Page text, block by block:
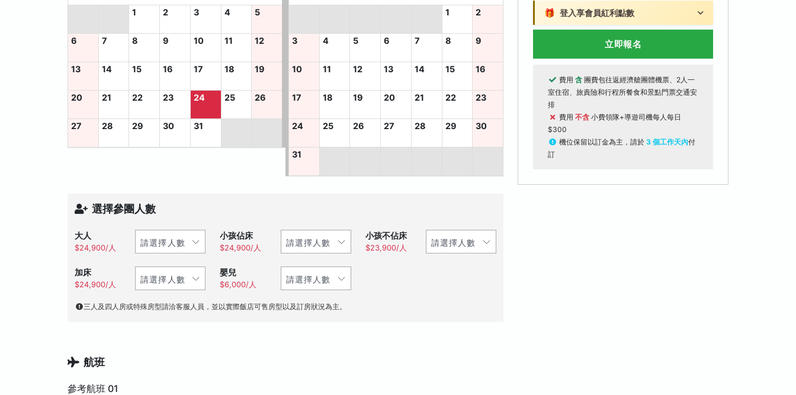
1
2 3 4 5
6 7 8 9 10 11 12
13 14 15 16 17 18 19
20 21 22 23 24 25 26
27 28 29 30 31
1
2
3 4 5 6 7 8 9
10 11 12 13 14 15 16
17 18 19 20 21 22 23
24 25 26 27 28 29 30
31
選擇參團人數
大人
$24,900/人
小孩佔床
$24,900/人
小孩不佔床
$23,900/人
加床
$24,900/人
嬰兒
$6,000/人
三人及四人房或特殊房型請洽客服人員，並以實際飯店可售房型以及訂房狀況為主。
航班
參考航班 01
🎁 登入享會員紅利點數
立即報名
費用 含 團費包往返經濟艙團體機票、2人一
室住宿、旅責險和行程所餐食和景點門票交通安
排
費用 不含 小費領隊+導遊司機每人每日
$300
機位保留以訂金為主，請於 3 個工作天內付
訂